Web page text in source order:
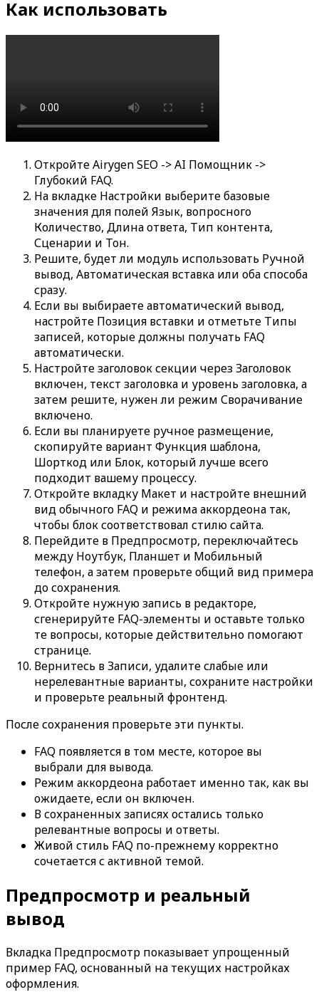
Как использовать
ОткройтеAirygen SEO -> AI Помощник ->
Глубокий FAQ.
На вкладке Настройки выберите базовые
значения для полей Язык, вопросного
Количество, Длина ответа, Тип контента,
Сценарии и Тон.
Решите, будет ли модуль использовать Ручной
вывод, Автоматическая вставка или оба способа
сразу.
Если вы выбираете автоматический вывод,
настройте Позиция вставки и отметьте Типы
записей, которые должны получать FAQ
автоматически.
Настройте заголовок секции черезЗаголовок
включен, текст заголовка и уровень заголовка, а
затем решите, нужен ли режим Сворачивание
включено.
Если вы планируете ручное размещение,
скопируйте вариант Функция шаблона,
Шорткод или Блок, который лучше всего
подходит вашему процессу.
Откройте вкладку Макет и настройте внешний
вид обычного FAQ и режима аккордеона так,
чтобы блок соответствовал стилю сайта.
Перейдите в Предпросмотр, переключайтесь
между Ноутбук, Планшет и Мобильный
телефон, а затем проверьте общий вид примера
до сохранения.
Откройте нужную запись в редакторе,
сгенерируйте FAQ-элементы и оставьте только
те вопросы, которые действительно помогают
странице.
Вернитесь вЗаписи, удалите слабые или
нерелевантные варианты, сохраните настройки
и проверьте реальный фронтенд.
После сохранения проверьте эти пункты.
FAQ появляется в том месте, которое вы
выбрали для вывода.
Режим аккордеона работает именно так, как вы
ожидаете, если он включен.
В сохраненных записях остались только
релевантные вопросы и ответы.
Живой стиль FAQ по-прежнему корректно
сочетается с активной темой.
Предпросмотр и реальный
вывод
Вкладка Предпросмотр показывает упрощенный
пример FAQ, основанный на текущих настройках
оформления.